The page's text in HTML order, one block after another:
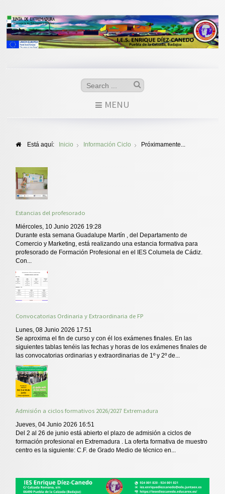
MENU
Está aquí: Inicio Información Ciclo Próximamente...
Estancias del profesorado
Miércoles, 10 Junio 2026 19:28
Durante esta semana Guadalupe Martín , del Departamento de
Comercio y Marketing, está realizando una estancia formativa para
profesorado de Formación Profesional en el IES Columela de Cádiz.
Con...
Convocatorias Ordinaria y Extraordinaria de FP
Lunes, 08 Junio 2026 17:51
Se aproxima el fin de curso y con él los exámenes finales. En las
siguientes tablas tenéis las fechas y horas de los exámenes finales de
las convocatorias ordinarias y extraordinarias de 1º y 2º de...
Admisión a ciclos formativos 2026/2027 Extremadura
Jueves, 04 Junio 2026 16:51
Del 2 al 26 de junio está abierto el plazo de admisión a ciclos de
formación profesional en Extremadura . La oferta formativa de muestro
centro es la siguiente: C.F. de Grado Medio de técnico en...